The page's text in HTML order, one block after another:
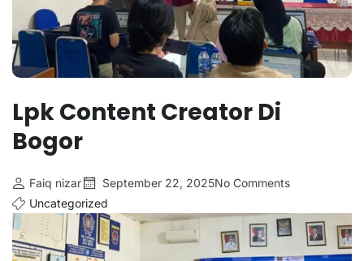
Lpk Content Creator Di
Bogor
Faiq nizar September 22, 2025No Comments
Uncategorized